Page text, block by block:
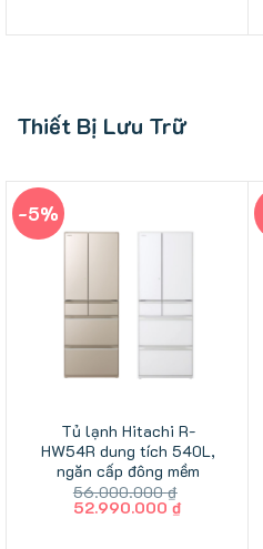
12.500.000 ₫.là:
Thiết Bị Lưu Trữ
-5%
Tủ lạnh Hitachi R-
HW54R dung tích 540L,
ngăn cấp đông mềm
56.000.000₫
Giá
52.990.000 ₫